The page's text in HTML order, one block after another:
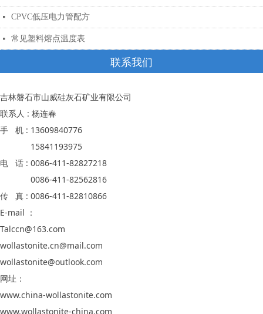
联系我们
吉林磐石市山威硅灰石矿业有限公司
联系人 : 杨连春
手 机 : 13609840776
15841193975
电 话 : 0086-411-82827218
0086-411-82562816
传 真 : 0086-411-82810866
E-mail ：
Talccn@163.com
wollastonite.cn@mail.com
wollastonite@outlook.com
网址：
www.china-wollastonite.com
www.wollastonite-china.com
넷 CPVC低压电力管配方
넷 常见塑料熔点温度表